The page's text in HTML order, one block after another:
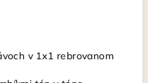
v 1x1 rebrovanom